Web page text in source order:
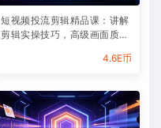
短视频投流剪辑精品课：讲解
剪辑实操技巧，高级画面质感
4.6E币